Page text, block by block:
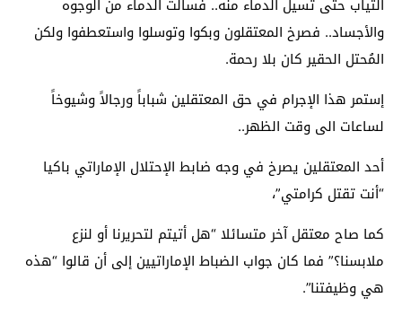
الثياب حتى تسيل الدماء منه.. فسالت الدماء من الوجوه
والأجساد.. فصرخ المعتقلون وبكوا وتوسلوا واستعطفوا ولكن
المُحتل الحقير كان بلا رحمة.
إستمر هذا الإجرام في حق المعتقلين شباباً ورجالاً وشيوخاً
لساعات الى وقت الظهر..
أحد المعتقلين يصرخ في وجه ضابط الإحتلال الإماراتي باكيا
“أنت تقتل كرامتي”،
كما صاح معتقل آخر متسائلا “هل أتيتم لتحريرنا أو لنزع
ملابسنا؟” فما كان جواب الضباط الإماراتيين إلى أن قالوا “هذه
هي وظيفتنا”.